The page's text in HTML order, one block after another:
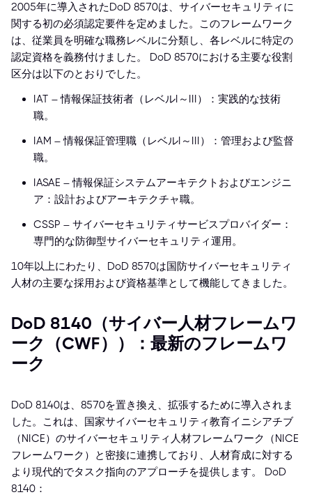
2005年に導入されたDoD 8570は、サイバーセキュリティに
関する初の必須認定要件を定めました。このフレームワーク
は、従業員を明確な職務レベルに分類し、各レベルに特定の
認定資格を義務付けました。 DoD 8570における主要な役割
区分は以下のとおりでした。
IAT – 情報保証技術者（レベルI～III）：実践的な技術
職。
IAM – 情報保証管理職（レベルI～III）：管理および監督
職。
IASAE – 情報保証システムアーキテクトおよびエンジニ
ア：設計およびアーキテクチャ職。
CSSP – サイバーセキュリティサービスプロバイダー：
専門的な防御型サイバーセキュリティ運用。
10年以上にわたり、DoD 8570は国防サイバーセキュリティ
人材の主要な採用および資格基準として機能してきました。
DoD 8140（サイバー人材フレームワ
ーク（CWF））：最新のフレームワ
ーク
DoD 8140は、8570を置き換え、拡張するために導入されま
した。これは、国家サイバーセキュリティ教育イニシアチブ
（NICE）のサイバーセキュリティ人材フレームワーク（NICE
フレームワーク）と密接に連携しており、人材育成に対する
より現代的でタスク指向のアプローチを提供します。 DoD
8140：